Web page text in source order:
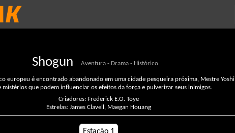
Shogun Aventura - Drama - Histórico
europeu é encontrado abandonado em uma cidade pesqueira próxima, Mestre
mistérios que podem influenciar os efeitos da força e pulverizar seus inimigos.
Criadores: Frederick E.O. Toye
Estrelas: James Clavell, Maegan Houang
Estação 1